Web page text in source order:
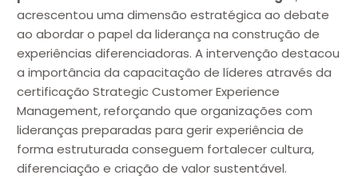
acrescentou uma dimensão estratégica ao debate
ao abordar o papel da liderança na construção de
experiências diferenciadoras. A intervenção destacou
a importância da capacitação de líderes através da
certificação Strategic Customer Experience
Management, reforçando que organizações com
lideranças preparadas para gerir experiência de
forma estruturada conseguem fortalecer cultura,
diferenciação e criação de valor sustentável.